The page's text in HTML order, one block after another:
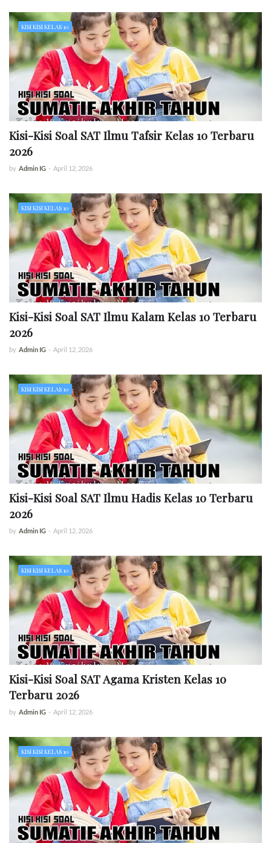
KISI KISI KELAS 10
Kisi-Kisi Soal SAT Ilmu Tafsir Kelas 10 Terbaru
2026
by Admin IG - April 12, 2026
KISI KISI KELAS 10
Kisi-Kisi Soal SAT Ilmu Kalam Kelas 10 Terbaru
2026
by Admin IG - April 12, 2026
KISI KISI KELAS 10
Kisi-Kisi Soal SAT Ilmu Hadis Kelas 10 Terbaru
2026
by Admin IG - April 12, 2026
KISI KISI KELAS 10
Kisi-Kisi Soal SAT Agama Kristen Kelas 10
Terbaru 2026
by Admin IG - April 12, 2026
KISI KISI KELAS 10